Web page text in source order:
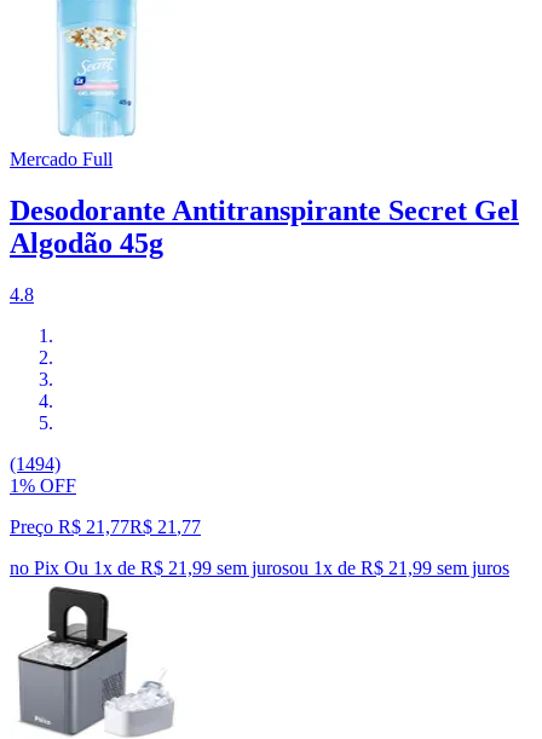
Mercado Full
Desodorante Antitranspirante Secret Gel
Algodão 45g
4.8
(1494)
1% OFF
Preço R$ 21,77R$ 21 ,77
no Pix Ou 1x de R$ 21,99 sem jurosou 1x de R$ 21,99 sem juros